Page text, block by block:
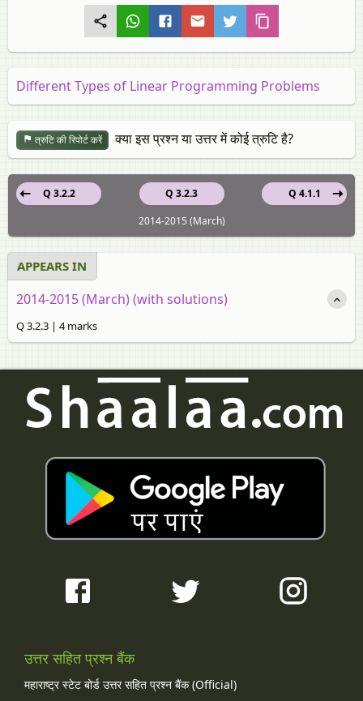
Different Types of Linear Programming Problems
त्रुटि की रिपोर्ट करें क्या इस प्रश्न या उत्तर में कोई त्रुटि है?
Q 3.2.3
Q 3.2.2
Q 4.1.1
2014-2015 (March)
APPEARS IN
2014-2015 (March) (with solutions)
Q 3.2.3 | 4 marks
उत्तर सहित प्रश्न बैंक
महाराष्ट्र स्टेट बोर्ड उत्तर सहित प्रश्न बैंक (Official)